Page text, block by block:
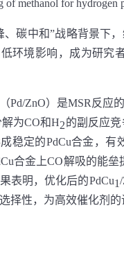
of methanol for hydrogen
、碳中和”战略背景下
环境影响，成为研究
Pd/ZnO）是MSR 反应
为CO和H2的副反应
稳定的PdCu合金，有
合金上CO解吸的能垒
表明，优化后的PdCu1
择性，为高效催化剂